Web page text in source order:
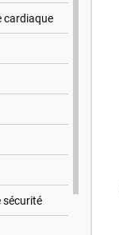
cardiaque
sécurité